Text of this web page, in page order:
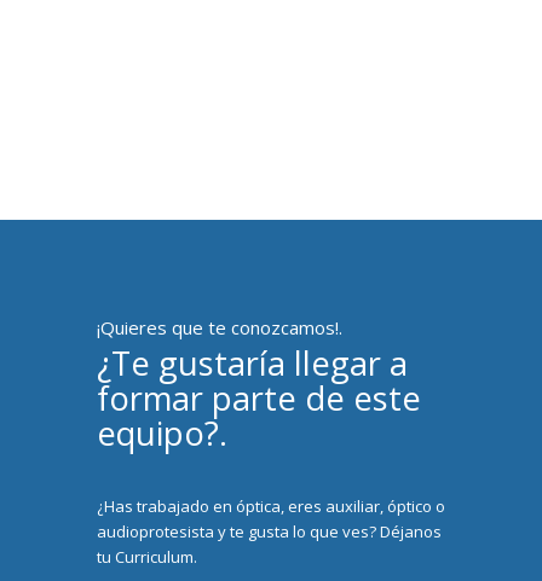
¡Quieres que te conozcamos!.
¿Te gustaría llegar a
formar parte de este
equipo?.
¿Has trabajado en óptica, eres auxiliar, óptico o
audioprotesista y te gusta lo que ves? Déjanos
tu Curriculum.